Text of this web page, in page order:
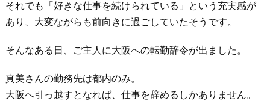
それでも「好きな仕事を続けられている」という充実感が
あり、大変ながらも前向きに過ごしていたそうです。
そんなある日、ご主人に大阪への転勤辞令が出ました。
真美さんの勤務先は都内のみ。
大阪へ引っ越すとなれば、仕事を辞めるしかありません。